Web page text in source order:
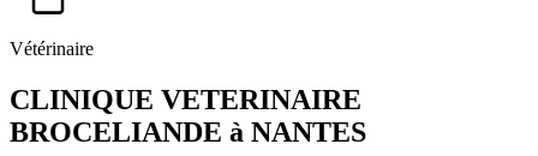
Vétérinaire
CLINIQUE VETERINAIRE
BROCELIANDE à NANTES